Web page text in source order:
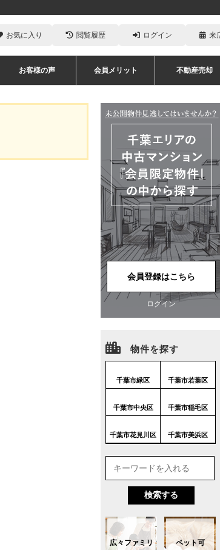
お気に入り 閲覧履歴 ログイン 来
お客様の声 会員メリット 不動産売却
会員登録はこちら
ログイン
物件を探す
千葉市緑区 千葉市若葉区
千葉市中央区 千葉市稲毛区
千葉市花見川区 千葉市美浜区
広々ファミリ
ペット可